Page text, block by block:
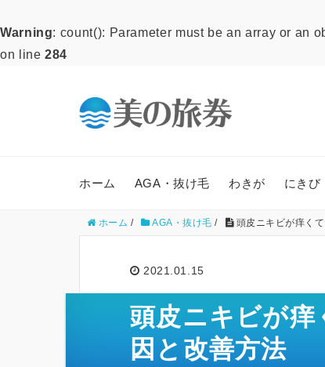
Warning: count(): Parameter must be an array or an
on line284
ホーム AGA・抜け毛 わきが にきび
ホーム / AGA・抜け毛 / 頭皮ニキビが痒く
2021.01.15
頭皮ニキビが
因と改善方法